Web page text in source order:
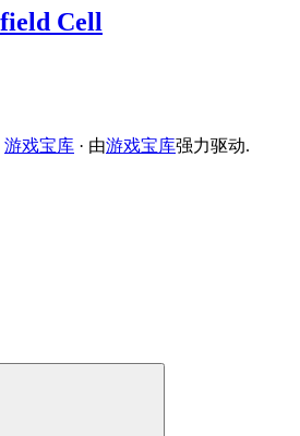
Cell
游戏宝库 · 由游戏宝库强力驱动.